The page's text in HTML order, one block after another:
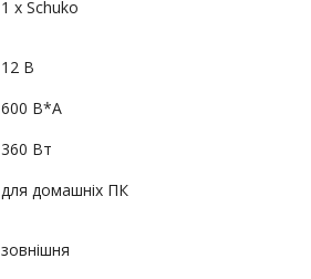
1 x Schuko
12 В
600 В*А
360 Вт
для домашніх ПК
зовнішня